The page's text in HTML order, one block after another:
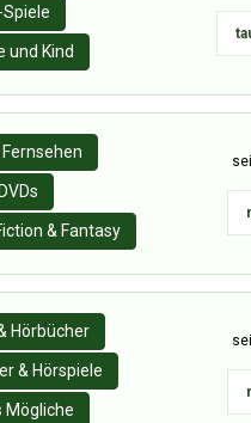
Spiele
und Kind
& Fantasy
Hörbücher
& Hörspiele
Mögliche